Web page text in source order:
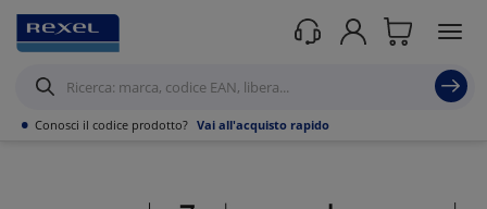
• Conosci il codice prodotto? Vai all'acquisto rapido
Prodotti /